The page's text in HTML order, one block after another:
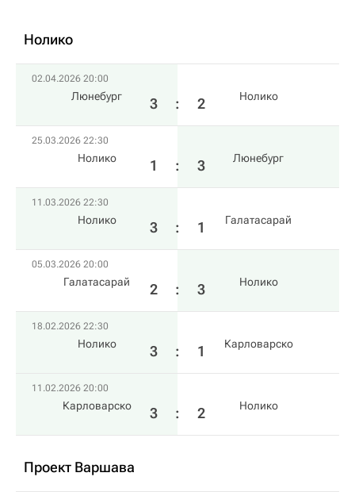
Нолико
02.04.2026 20:00
Люнебург 3 : 2 Нолико
25.03.2026 22:30
Нолико 1 : 3 Люнебург
11.03.2026 22:30
Нолико 3 : 1 Галатасарай
05.03.2026 20:00
Галатасарай 2 : 3 Нолико
18.02.2026 22:30
Нолико 3 : 1 Карловарско
11.02.2026 20:00
Карловарско 3 : 2 Нолико
Проект Варшава